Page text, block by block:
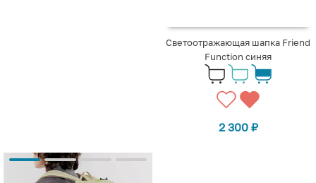
Светоотражающая шапка Friend
Function синяя
2 300 ₽